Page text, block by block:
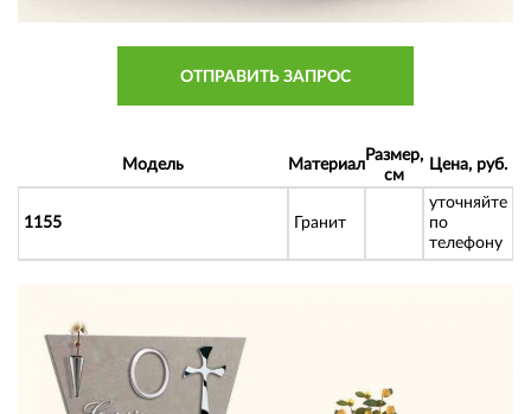
ОТПРАВИТЬ ЗАПРОС
Модель Материал
Размер,
см
Цена, руб.
1155 Гранит
уточняйте
по
телефону